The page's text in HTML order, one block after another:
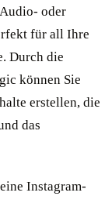
oder
für all Ihre
Durch die
können Sie
erstellen, die
das
Instagram-